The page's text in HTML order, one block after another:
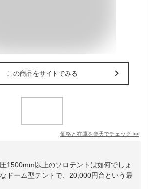
この商品をサイトでみる
価格と在庫を楽天でチェック >>
1500mm以上のソロテントは如何でしょ
ドーム型テントで、20,000円台という最